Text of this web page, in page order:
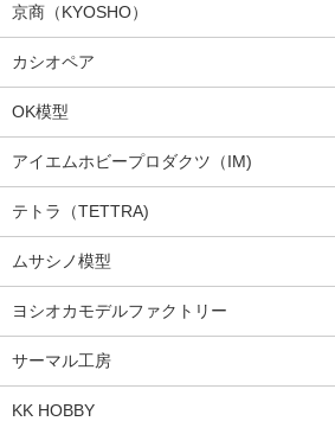
京商（KYOSHO）
カシオペア
OK模型
アイエムホビープロダクツ（IM)
テトラ（TETTRA)
ムサシノ模型
ヨシオカモデルファクトリー
サーマル工房
KK HOBBY